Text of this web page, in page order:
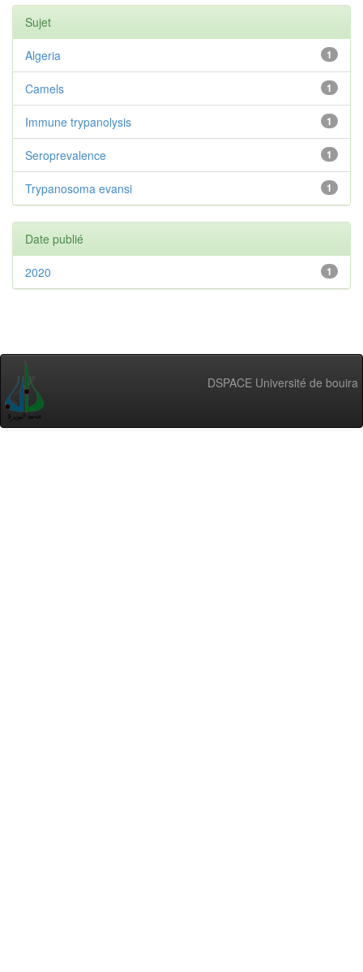
Sujet
1
Algeria
1
Camels
1
Immune trypanolysis
1
Seroprevalence
1
Trypanosoma evansi
Date publié
1
2020
DSPACE Université de bouira